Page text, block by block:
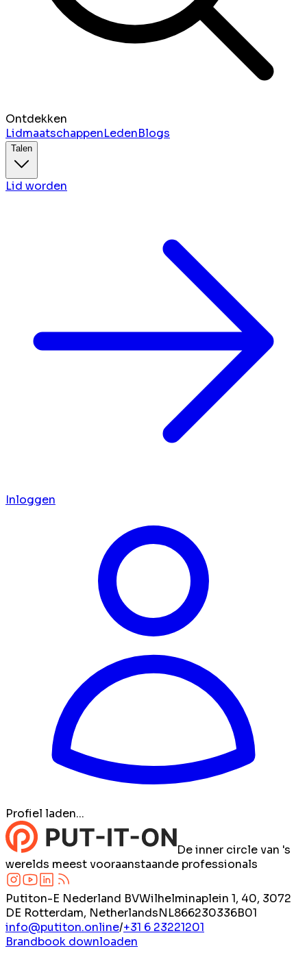
Ontdekken
LidmaatschappenLedenBlogs
Talen
Lid worden
Inloggen
Profiel laden...
De inner circle van 's
werelds meest vooraanstaande professionals
Putiton-E Nederland BVWilhelminaplein 1, 40, 3072
DE Rotterdam, NetherlandsNL866230336B01
info@putiton.online/+31 6 23221201
Brandbook downloaden